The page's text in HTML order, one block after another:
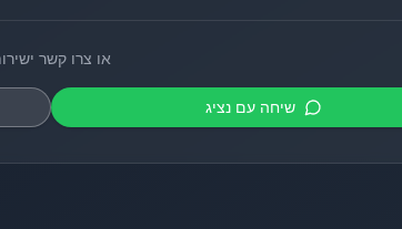
או צרו קשר
שיחה עם נציג